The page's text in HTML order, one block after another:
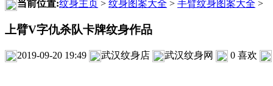
当前位置:纹身主页 > 纹身图案大全 > 手臂纹身图案大全 >
上臂V字仇杀队卡牌纹身作品
2019-09-20 19:49 武汉纹身店 武汉纹身网 0 喜欢